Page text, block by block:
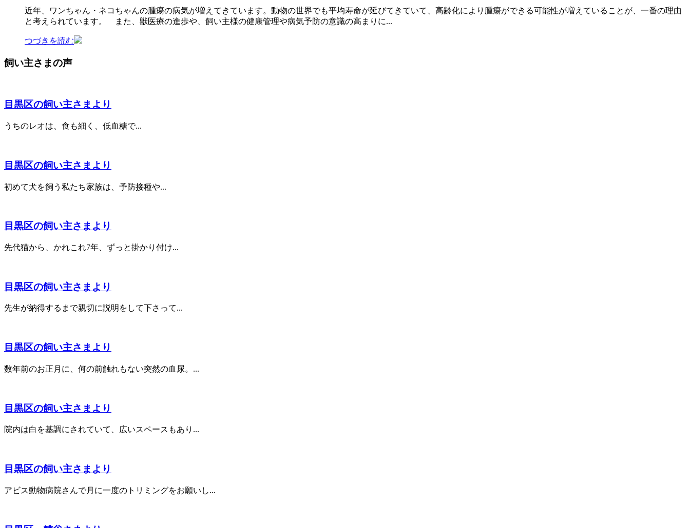
近年、ワンちゃん・ネコちゃんの腫瘍の病気が増えてきています。動物の世界でも平均寿命が延びてきていて、高齢化により腫瘍ができる可能性が増えていることが、一番の理由
と考えられています。 また、獣医療の進歩や、飼い主様の健康管理や病気予防の意識の高まりに...
つづきを読む
飼い主さまの声
目黒区の飼い主さまより
うちのレオは、食も細く、低血糖で...
目黒区の飼い主さまより
初めて犬を飼う私たち家族は、予防接種や...
目黒区の飼い主さまより
先代猫から、かれこれ7年、ずっと掛かり付け...
目黒区の飼い主さまより
先生が納得するまで親切に説明をして下さって...
目黒区の飼い主さまより
数年前のお正月に、何の前触れもない突然の血尿。...
目黒区の飼い主さまより
院内は白を基調にされていて、広いスペースもあり...
目黒区の飼い主さまより
アビス動物病院さんで月に一度のトリミングをお願いし...